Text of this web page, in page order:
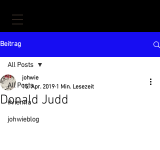
Beitrag
All Posts
#vienna
johwieblog
All Posts
Donald Judd
johwie
15. Apr. 2019 1 Min. Lesezeit